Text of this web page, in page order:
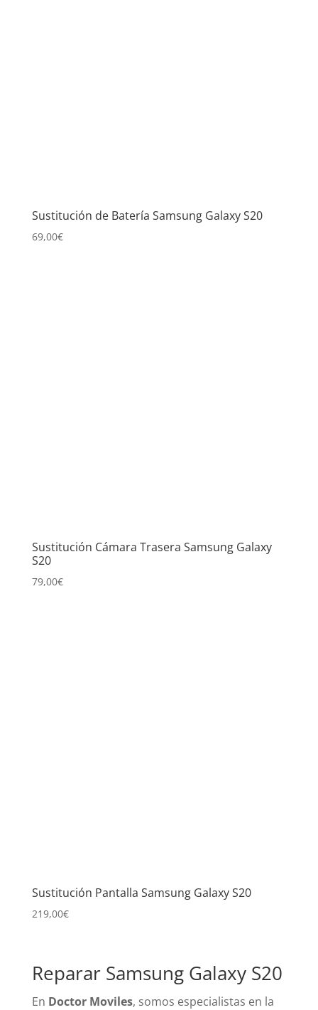
Sustitución de Batería Samsung Galaxy S20
69,00€
Sustitución Cámara Trasera Samsung Galaxy
S20
79,00€
Sustitución Pantalla Samsung Galaxy S20
219,00€
Reparar Samsung Galaxy S20
En Doctor Moviles, somos especialistas en la